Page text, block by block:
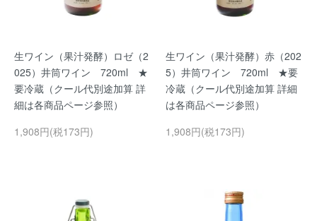
生ワイン（果汁発酵）ロゼ（2
025）井筒ワイン 720ml ★
要冷蔵（クール代別途加算 詳
細は各商品ページ参照）
1,908円(税173円)
生ワイン（果汁発酵）赤（202
5）井筒ワイン 720ml ★要
冷蔵（クール代別途加算 詳細
は各商品ページ参照）
1,908円(税173円)